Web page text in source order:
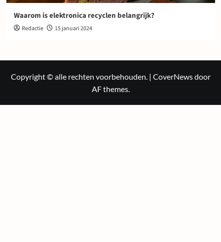
Waarom is elektronica recyclen belangrijk?
Redactie 15 januari 2024
Copyright © alle rechten voorbehouden. | CoverNewsdoor
AF themes.